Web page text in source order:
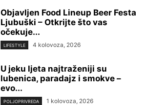
Objavljen Food Lineup Beer Festa
Ljubuški – Otkrijte što vas
očekuje...
LIFESTYLE 4 kolovoza, 2026
U jeku ljeta najtraženiji su
lubenica, paradajz i smokve –
evo...
POLJOPRIVREDA 1 kolovoza, 2026